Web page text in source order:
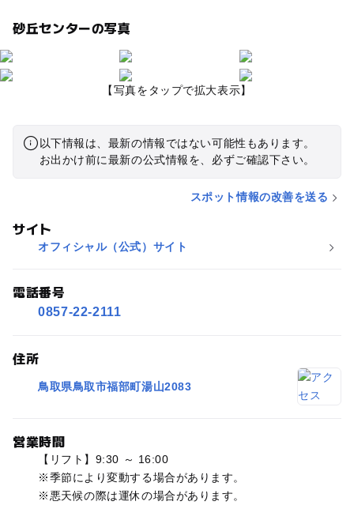
砂丘センターの写真
【写真をタップで拡大表示】
以下情報は、最新の情報ではない可能性もあります。
お出かけ前に最新の公式情報を、必ずご確認下さい。
スポット情報の改善を送る
サイト
オフィシャル（公式）サイト
電話番号
0857-22-2111
住所
鳥取県鳥取市福部町湯山2083
営業時間
【リフト】9:30 ～ 16:00
※季節により変動する場合があります。
※悪天候の際は運休の場合があります。